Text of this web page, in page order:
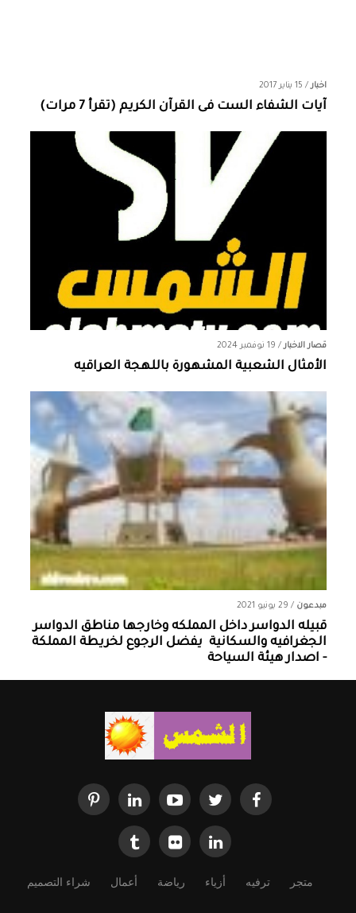
اخبار/ 15 يناير 2017
آيات الشفاء الست فى القرآن الكريم (تقرأ 7 مرات)
قصار الاخبار/ 19 نوفمبر 2024
الأمثال الشعبية المشهورة باللهجة العراقيه
مبدعون / 29 يونيو 2021
قبيله الدواسر داخل المملكه وخارجها ‏مناطق الدواسر
الجغرافيه والسكانية ‏ يفضل الرجوع لخريطة المملكة
- اصدار هيئة السياحة
متجر ترفيه أزياء رياضة أعمال شراء التصميم